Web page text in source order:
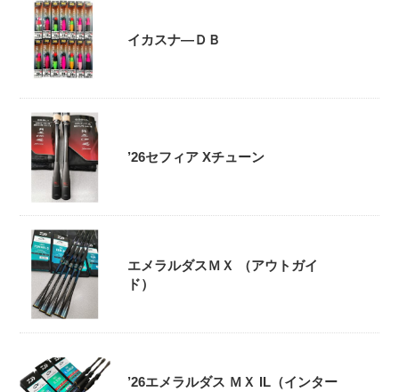
イカスナ―ＤＢ
’26セフィア Xチューン
エメラルダスＭＸ （アウトガイ
ド）
’26エメラルダス ＭＸ IL（インター